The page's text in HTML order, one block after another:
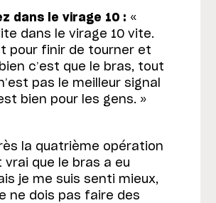
dans le virage 10 : «
dans le virage 10 vite.
pour finir de tourner et
c’est que le bras, tout
pas le meilleur signal
bien pour les gens. »
la quatrième opération
vrai que le bras a eu
je me suis senti mieux,
ne dois pas faire des